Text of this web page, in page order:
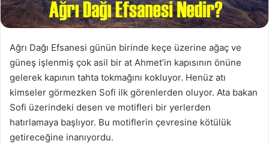
Ağrı Dağı Efsanesi günün birinde keçe üzerine ağaç ve
güneş işlenmiş çok asil bir at Ahmet’in kapısının önüne
gelerek kapının tahta tokmağını kokluyor. Henüz atı
kimseler görmezken Sofi ilk görenlerden oluyor. Ata bakan
Sofi üzerindeki desen ve motifleri bir yerlerden
hatırlamaya başlıyor. Bu motiflerin çevresine kötülük
getireceğine inanıyordu.